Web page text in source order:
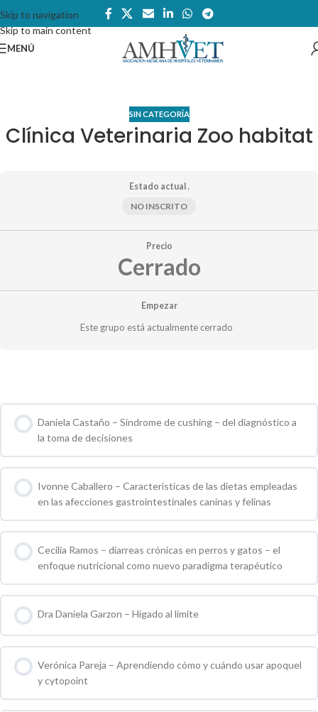
Skip to navigation
Skip to main content
MENÚ
SIN CATEGORÍA
Clínica Veterinaria Zoo habitat
Estado actual .
NO INSCRITO
Precio
Cerrado
Empezar
Este grupo está actualmente cerrado
Daniela Castaño – Síndrome de cushing – del diagnóstico a
la toma de decisiones
0 % COMPLETO 0 / 0 pasos
Ivonne Caballero – Caracteristicas de las dietas empleadas
en las afecciones gastrointestinales caninas y felinas
0 % COMPLETO 0 / 0 pasos
Cecilia Ramos – diarreas crónicas en perros y gatos – el
enfoque nutricional como nuevo paradigma terapéutico
0 % COMPLETO 0 / 0 pasos
Dra Daniela Garzon – Higado al limite
0 % COMPLETO 0 / 0 pasos
Verónica Pareja – Aprendiendo cómo y cuándo usar apoquel
y cytopoint
0 % COMPLETO 0 / 0 pasos